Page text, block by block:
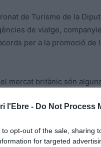
l'Ebre - Do Not Process
to opt-out of the sale, sharing
for targeted
de Turisme de la
de viatge,
per a la promoció de
mercat britànic són
i accions al context